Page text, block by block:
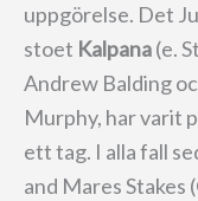
uppgörelse. Det
stoet Kalpana(e.
Andrew Balding
Murphy, har varit
ett tag. I alla fall
and Mares Stakes